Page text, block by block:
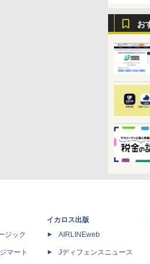
お
ジック
マート
イカロス出版
AIRLINEweb
Jディフェンスニュース